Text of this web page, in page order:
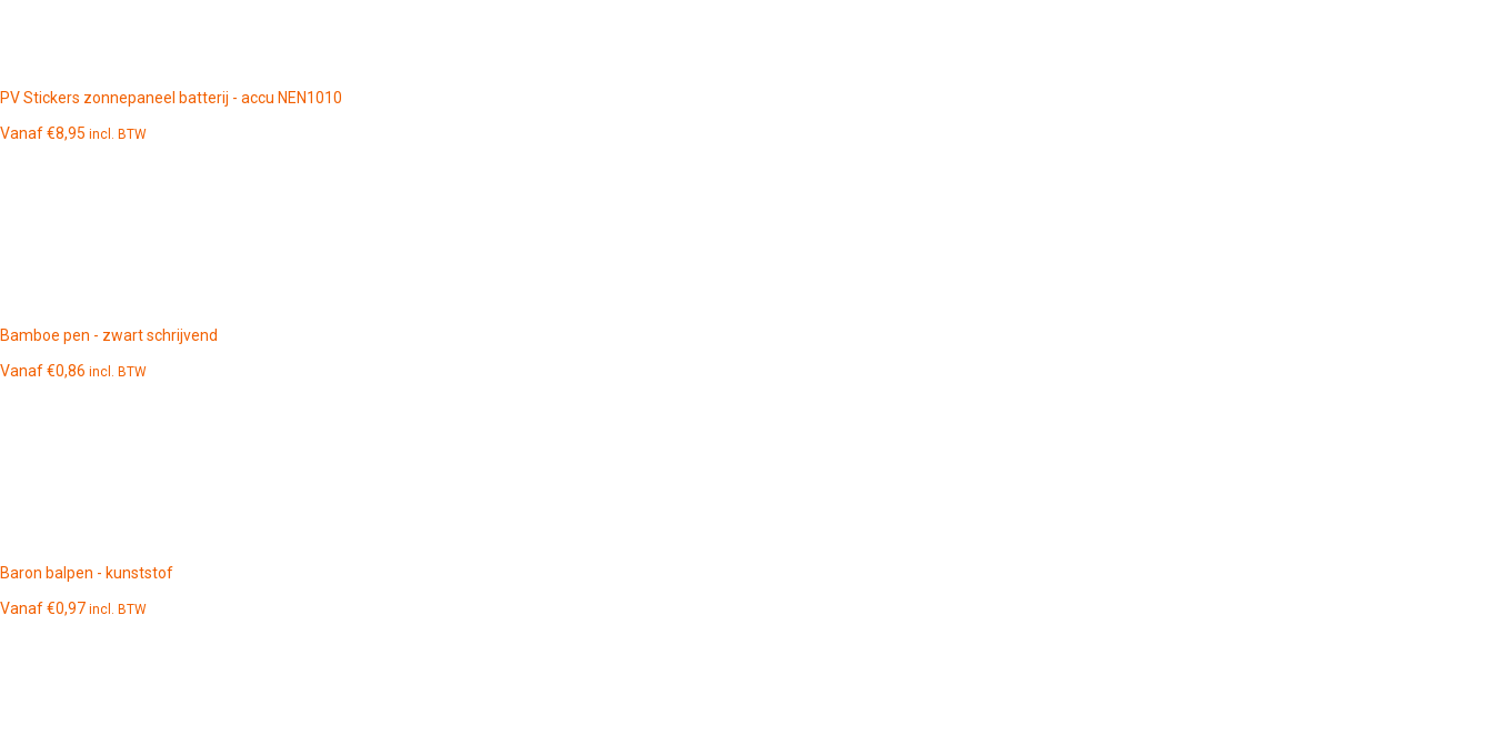
PV Stickers zonnepaneel batterij - accu NEN1010
Vanaf€8,95 incl. BTW
Bamboe pen - zwart schrijvend
Vanaf€0,86 incl. BTW
Baron balpen - kunststof
Vanaf€0,97 incl. BTW